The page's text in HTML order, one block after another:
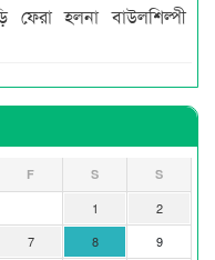
ফেরা হলনা বাউলশিল্পী
F S S
1
2
7 8
9